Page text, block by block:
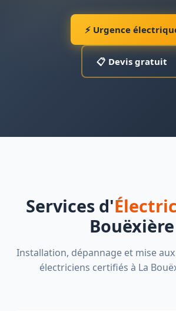
⚡ Urgence
📋 Devis gratuit
Services d'
Bouëxière
Installation, dépannage et mise
électriciens certifiés à La